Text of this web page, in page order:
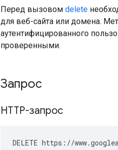
Перед вызовом delete
для веб-сайта или домена.
аутентифицированного
проверенными.
Запрос
HTTP-запрос
DELETE https://